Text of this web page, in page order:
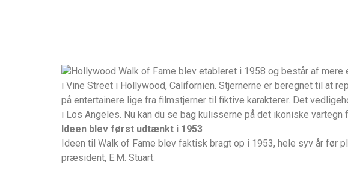
Hollywood Walk of Fame blev etableret i 1958 og består af
i Vine Street i Hollywood, Californien. Stjernerne er beregnet til at
på entertainere lige fra filmstjerner til fiktive karakterer. Det
i Los Angeles. Nu kan du se bag kulisserne på det ikoniske
Ideen blev først udtænkt i 1953
Ideen til Walk of Fame blev faktisk bragt op i 1953, hele syv år før
præsident, E.M. Stuart.